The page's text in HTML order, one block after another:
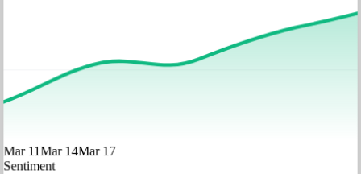
Mar 11Mar 14Mar 17
Sentiment